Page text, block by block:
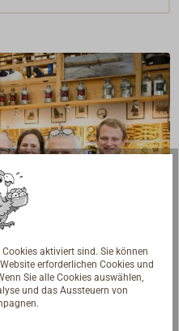
aktiviert sind. Sie können
erforderlichen Cookies und
Sie alle Cookies auswählen,
und das Aussteuern von